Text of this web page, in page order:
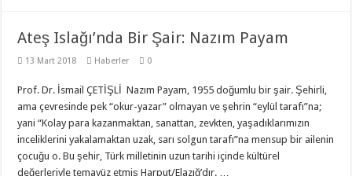
Ateş Islağı’nda Bir Şair: Nazım Payam
13 Mart 2018 Haberler 0
Prof. Dr. İsmail ÇETİŞLİ Nazım Payam, 1955 doğumlu bir şair. Şehirli,
ama çevresinde pek “okur-yazar” olmayan ve şehrin “eylül tarafı”na;
yani “Kolay para kazanmaktan, sanattan, zevkten, yaşadıklarımızın
inceliklerini yakalamaktan uzak, sarı solgun tarafı”na mensup bir ailenin
çocuğu o. Bu şehir, Türk milletinin uzun tarihi içinde kültürel
değerleriyle temayüz etmiş Harput/Elazığ’dır. …